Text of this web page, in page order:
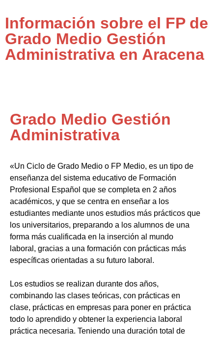
Información sobre el FP de
Grado Medio Gestión
Administrativa en Aracena
Grado Medio Gestión
Administrativa
«Un Ciclo de Grado Medio o FP Medio, es un tipo de
enseñanza del sistema educativo de Formación
Profesional Español que se completa en 2 años
académicos, y que se centra en enseñar a los
estudiantes mediante unos estudios más prácticos que
los universitarios, preparando a los alumnos de una
forma más cualificada en la inserción al mundo
laboral, gracias a una formación con prácticas más
específicas orientadas a su futuro laboral.
Los estudios se realizan durante dos años,
combinando las clases teóricas, con prácticas en
clase, prácticas en empresas para poner en práctica
todo lo aprendido y obtener la experiencia laboral
práctica necesaria. Teniendo una duración total de